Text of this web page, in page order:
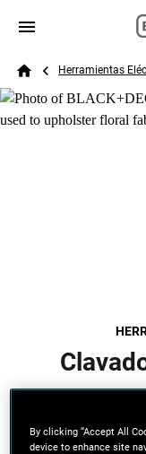
Search
Breadcrumb
Herramientas
By clicking “Accept All
device to enhance site